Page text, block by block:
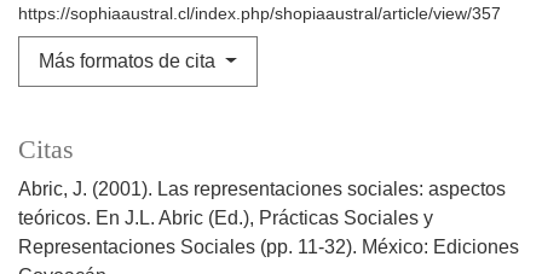
https://sophiaaustral.cl/index.php/shopiaaustral/article/view/357
Más formatos de cita
Citas
Abric, J. (2001). Las representaciones sociales: aspectos
teóricos. En J.L. Abric (Ed.), Prácticas Sociales y
Representaciones Sociales (pp. 11-32). México: Ediciones